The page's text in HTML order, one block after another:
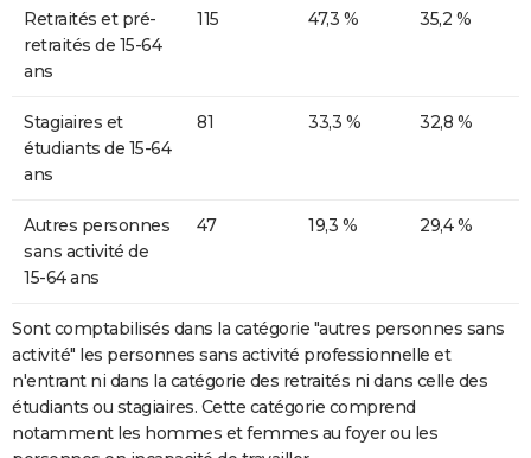
Retraités et pré-
retraités de 15-64
ans
115 47,3 % 35,2 %
Stagiaires et
étudiants de 15-64
ans
81 33,3 % 32,8 %
Autres personnes
sans activité de
15-64 ans
47 19,3 % 29,4 %
Sont comptabilisés dans la catégorie "autres personnes sans
activité" les personnes sans activité professionnelle et
n'entrant ni dans la catégorie des retraités ni dans celle des
étudiants ou stagiaires. Cette catégorie comprend
notamment les hommes et femmes au foyer ou les